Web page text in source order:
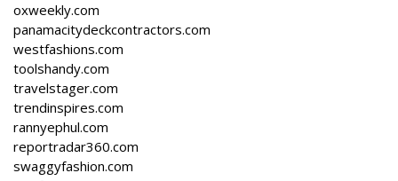
oxweekly.com
panamacitydeckcontractors.com
westfashions.com
toolshandy.com
travelstager.com
trendinspires.com
rannyephul.com
reportradar360.com
swaggyfashion.com